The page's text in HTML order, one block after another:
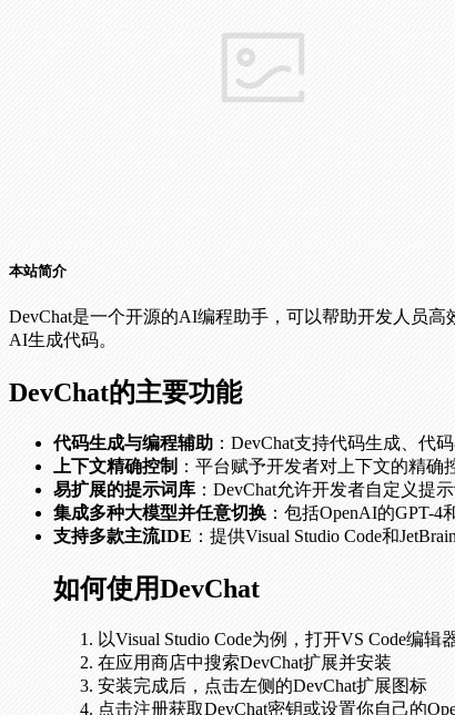
本站简介
DevChat是一个开源的AI编程助手，可以帮助开发人员
AI生成代码。
DevChat的主要功能
代码生成与编程辅助 ：DevChat支持代码生成、代
上下文精确控制 ：平台赋予开发者对上下文的精
易扩展的提示词库 ：DevChat允许开发者自定义提
集成多种大模型并任意切换 ：包括OpenAI的GPT-4
支持多款主流IDE ：提供Visual Studio Code和
如何使用DevChat
以Visual Studio Code为例，打开VS Code编
在应用商店中搜索DevChat扩展并安装
安装完成后，点击左侧的DevChat扩展图标
点击注册获取DevChat密钥或设置你自己的